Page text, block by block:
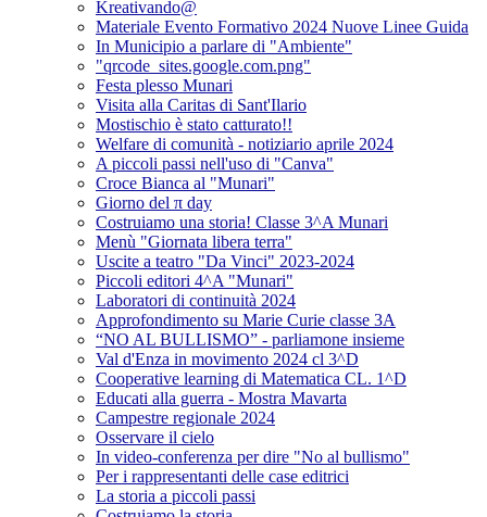
Kreativando@
Materiale Evento Formativo 2024 Nuove Linee Guida
In Municipio a parlare di "Ambiente"
"qrcode_sites.google.com.png"
Festa plesso Munari
Visita alla Caritas di Sant'Ilario
Mostischio è stato catturato!!
Welfare di comunità - notiziario aprile 2024
A piccoli passi nell'uso di "Canva"
Croce Bianca al "Munari"
Giorno del π day
Costruiamo una storia! Classe 3^A Munari
Menù "Giornata libera terra"
Uscite a teatro "Da Vinci" 2023-2024
Piccoli editori 4^A "Munari"
Laboratori di continuità 2024
Approfondimento su Marie Curie classe 3A
“NO AL BULLISMO” - parliamone insieme
Val d'Enza in movimento 2024 cl 3^D
Cooperative learning di Matematica CL. 1^D
Educati alla guerra - Mostra Mavarta
Campestre regionale 2024
Osservare il cielo
In video-conferenza per dire "No al bullismo"
Per i rappresentanti delle case editrici
La storia a piccoli passi